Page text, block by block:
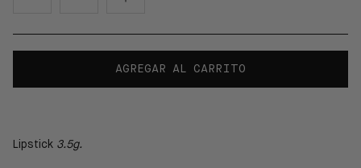
AGREGAR AL CARRITO
Lipstick 3.5g.